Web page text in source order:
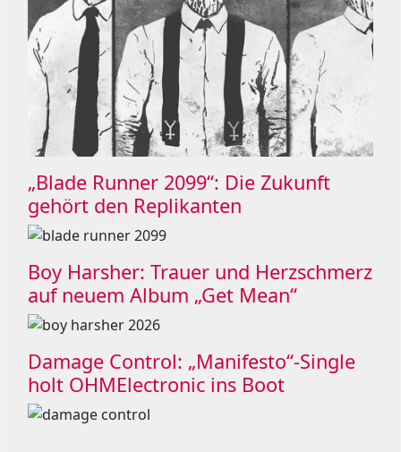
„Blade Runner 2099“: Die Zukunft
gehört den Replikanten
Boy Harsher: Trauer und Herzschmerz
auf neuem Album „Get Mean“
Damage Control: „Manifesto“-Single
holt OHMElectronic ins Boot